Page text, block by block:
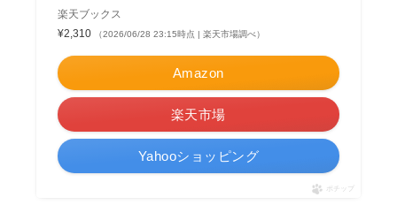
楽天ブックス
¥2,310
（2026/06/28 23:15時点 | 楽天市場調べ）
Amazon
楽天市場
Yahooショッピング
ポチップ